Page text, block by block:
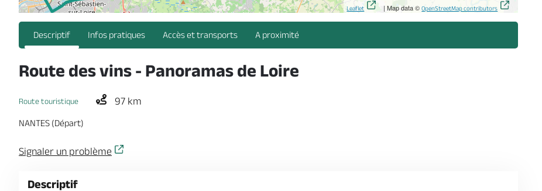
Leaflet | Map data ©OpenStreetMap contributors
Descriptif Infos pratiques Accès et transports A proximité
Route des vins - Panoramas de Loire
Route touristique 97 km
NANTES (Départ)
Signaler un problème
Descriptif